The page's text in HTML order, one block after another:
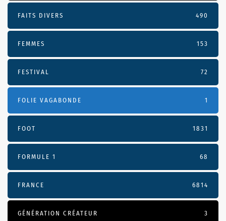
FAITS DIVERS 490
FEMMES 153
FESTIVAL 72
FOLIE VAGABONDE 1
FOOT 1831
FORMULE 1 68
FRANCE 6814
GÉNÉRATION CRÉATEUR 3